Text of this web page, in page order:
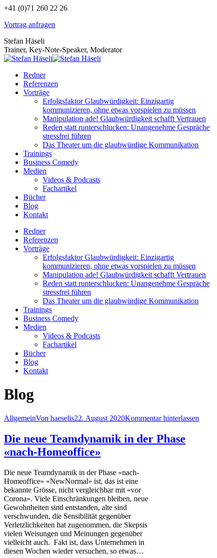
Zum
springen
+41 (0)71 260 22 26
Vortrag anfragen
Stefan Häseli
Trainer, Key-Note-Speaker, Moderator
Redner
Referenzen
Vorträge
Erfolgsfaktor Glaubwürdigkeit: Einzigartig
kommunizieren, ohne etwas vorspielen zu müssen
Manipulation ade! Glaubwürdigkeit schafft Vertrauen
Reden statt runterschlucken: Unangenehme Gespräche
stressfrei führen
Das Theater um die glaubwürdige Kommunikation
Trainings
Business Comedy
Medien
Videos & Podcasts
Fachartikel
Bücher
Blog
Kontakt
Redner
Referenzen
Vorträge
Erfolgsfaktor Glaubwürdigkeit: Einzigartig
kommunizieren, ohne etwas vorspielen zu müssen
Manipulation ade! Glaubwürdigkeit schafft Vertrauen
Reden statt runterschlucken: Unangenehme Gespräche
stressfrei führen
Das Theater um die glaubwürdige Kommunikation
Trainings
Business Comedy
Medien
Videos & Podcasts
Fachartikel
Bücher
Blog
Kontakt
Blog
AllgemeinVon haeselis22. August 2020Kommentar hinterlassen
Die neue Teamdynamik in der Phase
«nach-Homeoffice»
Die neue Teamdynamik in der Phase «nach-
Homeoffice» «NewNormal» ist, das ist eine
bekannte Grösse, nicht vergleichbar mit «vor
Corona». Viele Einschränkungen bleiben, neue
Gewohnheiten sind entstanden, alte sind
verschwunden, die Sensibilität gegenüber
Verletzlichkeiten hat zugenommen, die Skepsis
vielen Weisungen und Meinungen gegenüber
vielleicht auch. Fakt ist, dass Unternehmen in
diesen Wochen wieder versuchen, so etwas…